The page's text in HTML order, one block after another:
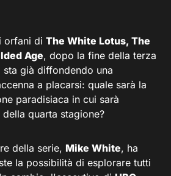
orfani di The White Lotus, The
Age, dopo la fine della terza
già diffondendo una
a placarsi: quale sarà la
paradisiaca in cui sarà
quarta stagione?
della serie, Mike White, ha
la possibilità di esplorare tutti